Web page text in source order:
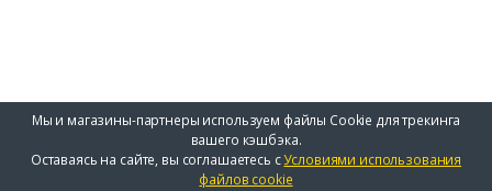
Мы и магазины-партнеры используем файлы Cookie для трекинга
вашего кэшбэка.
Оставаясь на сайте, вы соглашаетесь сУсловиями использования
файлов cookie